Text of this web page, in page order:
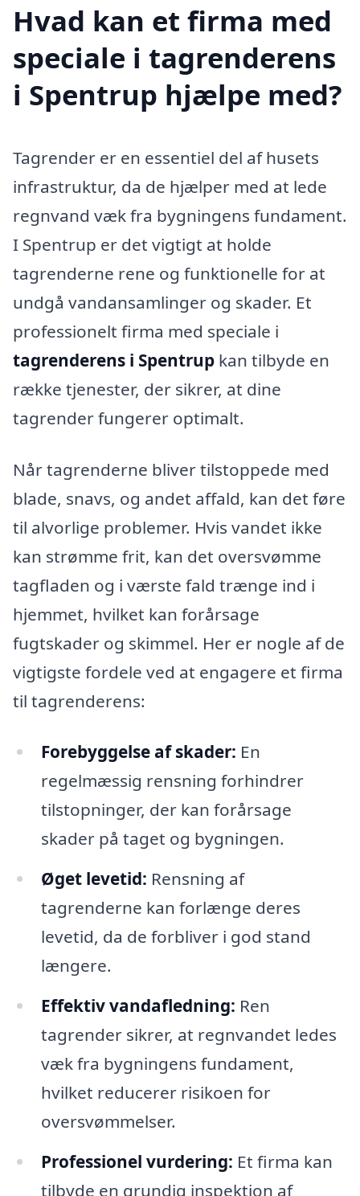
Hvad kan et firma med
speciale i tagrenderens
i Spentrup hjælpe med?
Tagrender er en essentiel del af husets
infrastruktur, da de hjælper med at lede
regnvand væk fra bygningens fundament.
I Spentrup er det vigtigt at holde
tagrenderne rene og funktionelle for at
undgå vandansamlinger og skader. Et
professionelt firma med speciale i
tagrenderens i Spentrup kan tilbyde en
række tjenester, der sikrer, at dine
tagrender fungerer optimalt.
Når tagrenderne bliver tilstoppede med
blade, snavs, og andet affald, kan det føre
til alvorlige problemer. Hvis vandet ikke
kan strømme frit, kan det oversvømme
tagfladen og i værste fald trænge ind i
hjemmet, hvilket kan forårsage
fugtskader og skimmel. Her er nogle af de
vigtigste fordele ved at engagere et firma
til tagrenderens:
Forebyggelse af skader: En
regelmæssig rensning forhindrer
tilstopninger, der kan forårsage
skader på taget og bygningen.
Øget levetid: Rensning af
tagrenderne kan forlænge deres
levetid, da de forbliver i god stand
længere.
Effektiv vandafledning: Ren
tagrender sikrer, at regnvandet ledes
væk fra bygningens fundament,
hvilket reducerer risikoen for
oversvømmelser.
Professionel vurdering: Et firma kan
tilbyde en grundig inspektion af